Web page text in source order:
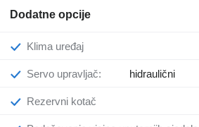
Dodatne opcije
Klima uređaj
Servo upravljač: hidraulični
Rezervni kotač